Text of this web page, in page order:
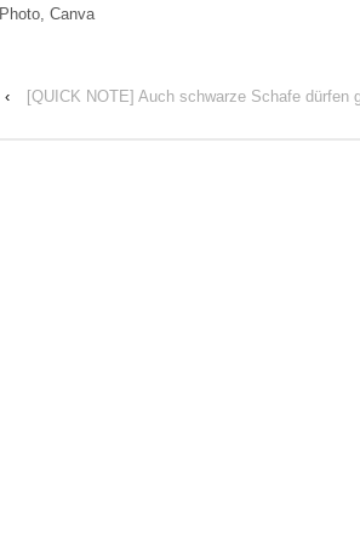
Photo, Canva
‹ [QUICK NOTE] Auch schwarze Schafe dürfen